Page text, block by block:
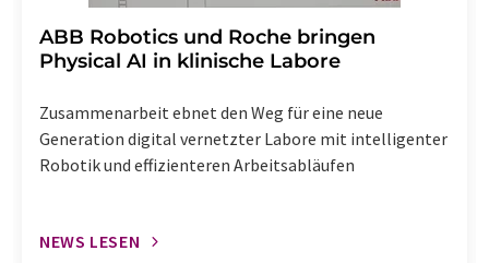
​​​​​​​ABB Robotics und Roche bringen
Physical AI in klinische Labore
Zusammenarbeit ebnet den Weg für eine neue
Generation digital vernetzter Labore mit intelligenter
Robotik und effizienteren Arbeitsabläufen
NEWS LESEN